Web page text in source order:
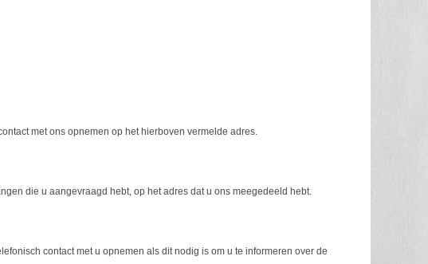
met ons opnemen op het hierboven vermelde adres.
die u aangevraagd hebt, op het adres dat u ons meegedeeld hebt.
contact met u opnemen als dit nodig is om u te informeren over de